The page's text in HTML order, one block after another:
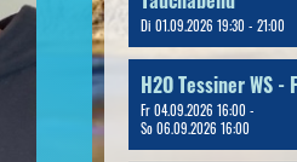
Di 01.09.2026 19:30 - 21:00
Fr 04.09.2026 16:00 -
So 06.09.2026 16:00